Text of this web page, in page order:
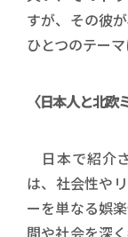
すが、その彼
ひとつのテーマ
〈日本人と北欧
日本で紹介
は、社会性や
ーを単なる娯
間や社会を深